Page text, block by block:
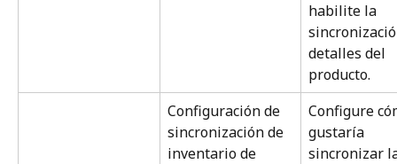
habilite la
detalles del
producto.
Configuración de
sincronización de
inventario de
Configure
gustaría
sincronizar